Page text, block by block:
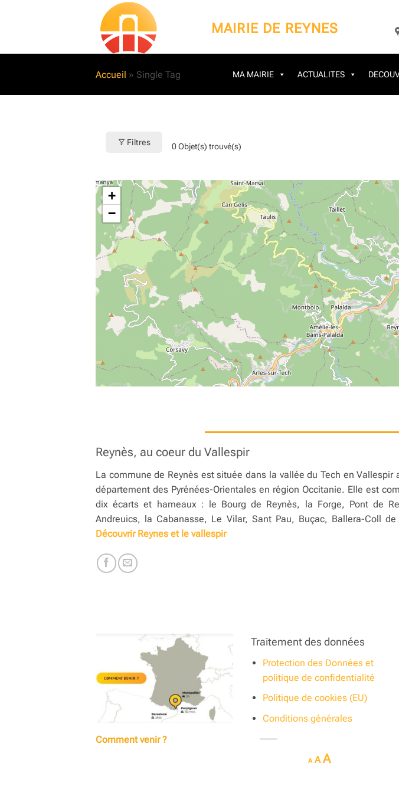
MAIRIE DE REYNES
Accueil » Single Tag MA MAIRIE ACTUALITES
Filtres 0Objet(s) trouvé(s)
+
−
Reynès, au coeur du Vallespir
La commune de Reynès est située dans la vallée du Tech en Vallespir
département des Pyrénées-Orientales en région Occitanie. Elle est
dix écarts et hameaux : le Bourg de Reynès, la Forge, Pont de
Andreuics, la Cabanasse, Le Vilar, Sant Pau, Buçac, Ballera-Coll de
Découvrir Reynes et le vallespir
Comment venir ?
Traitement des données
Protection des Données et
politique de confidentialité
Politique de cookies (EU)
Conditions générales
A
Decrease
font
A Reset
AIncrease